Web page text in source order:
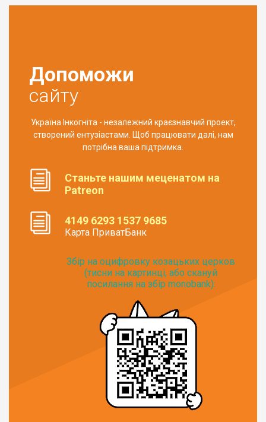
Допоможи
сайту
Україна Інкогніта - незалежний краєзнавчий проект,
створений ентузіастами. Щоб працювати далі, нам
потрібна ваша підтримка.
Станьте нашим меценатом на
Patreon
4149 6293 1537 9685
Карта ПриватБанк
Збір на оцифровку козацьких церков
(тисни на картинці, або скануй
посилання на збір monobank):